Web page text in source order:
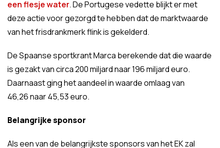
een flesje water. De Portugese vedette blijkt er met
deze actie voor gezorgd te hebben dat de marktwaarde
van het frisdrankmerk flink is gekelderd.
De Spaanse sportkrant Marca berekende dat die waarde
is gezakt van circa 200 miljard naar 196 miljard euro.
Daarnaast ging het aandeel in waarde omlaag van
46,26naar45,53 euro.
Belangrijke sponsor
Als een van de belangrijkste sponsors van het EK zal